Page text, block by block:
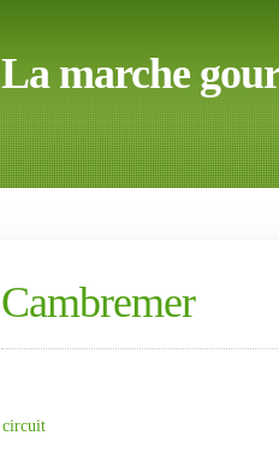
La marche
Cambremer
circuit